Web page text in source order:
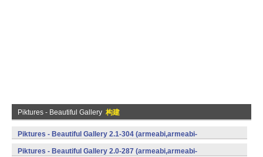
Piktures - Beautiful Gallery 构建
Piktures - Beautiful Gallery 2.1-304 (armeabi,armeabi-
v7a,mips,x86) (Android)
Piktures - Beautiful Gallery 2.0-287 (armeabi,armeabi-